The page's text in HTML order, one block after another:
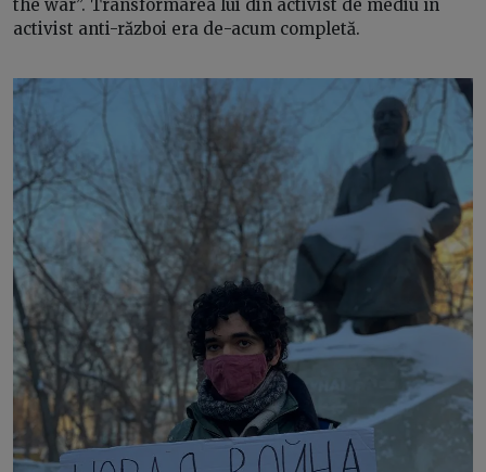
the war”. Transformarea lui din activist de mediu în
activist anti-război era de-acum completă.